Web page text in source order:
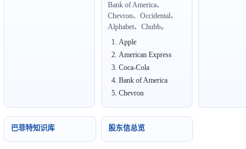
Bank of America、
Chevron、Occidental、
Alphabet、Chubb。
Apple
American Express
Coca-Cola
Bank of America
Chevron
巴菲特知识库 股东信总览